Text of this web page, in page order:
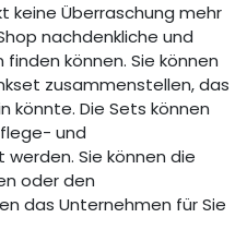
keine Überraschung mehr
nachdenkliche und
können. Sie können
zusammenstellen, das
könnte. Die Sets können
und
Sie können die
oder den
das Unternehmen für Sie